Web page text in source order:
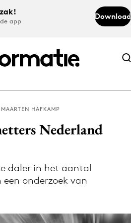
app
Download
Abonneer nu
Abonneer nu
via de Adformatie
app
MAARTEN HAFKAMP
Nederland
daler in het aantal
onderzoek van